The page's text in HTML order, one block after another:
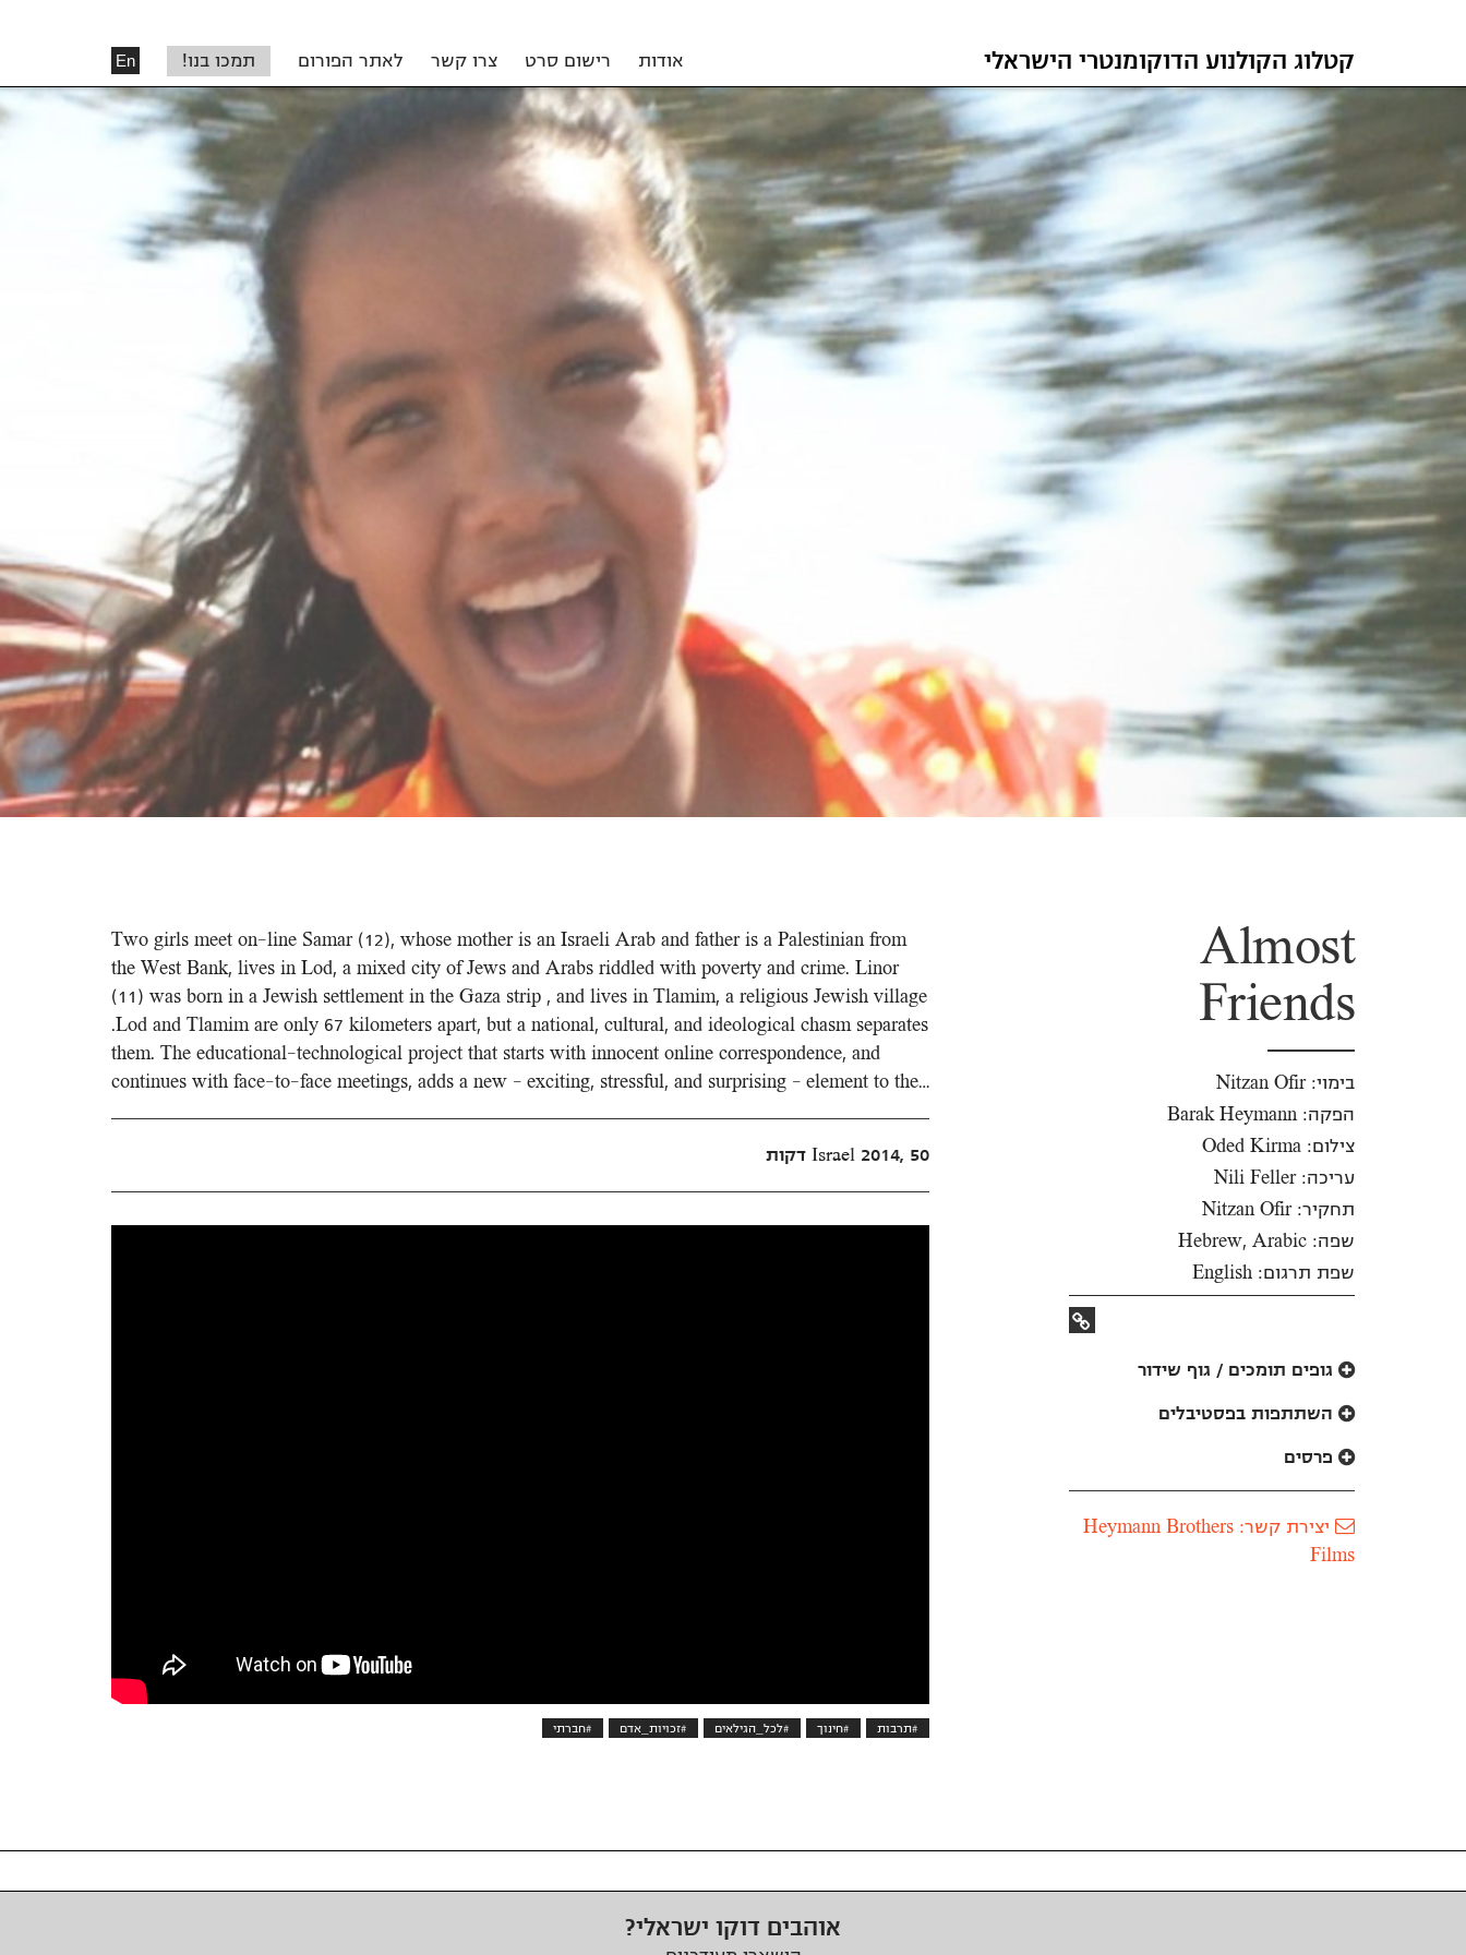
קטלוג הקולנוע הדוקומנטרי הישראלי אודות רישום סרט צרו קשר לאתר הפורום תמכו בנו! En
Almost
Friends
בימוי: Nitzan Ofir
הפקה: Barak Heymann
צילום: Oded Kirma
עריכה: Nili Feller
תחקיר: Nitzan Ofir
שפה: Hebrew, Arabic
שפת תרגום: English
קישור
גופים תומכים / גוף שידור
השתתפות בפסטיבלים
פרסים
יצירת קשר: Heymann Brothers
Films
Two girls meet on-line Samar (12), whose mother is an Israeli Arab and father is a Palestinian from
the West Bank, lives in Lod, a mixed city of Jews and Arabs riddled with poverty and crime. Linor
(11) was born in a Jewish settlement in the Gaza strip , and lives in Tlamim, a religious Jewish village
.Lod and Tlamim are only 67 kilometers apart, but a national, cultural, and ideological chasm separates
them. The educational-technological project that starts with innocent online correspondence, and
continues with face-to-face meetings, adds a new – exciting, stressful, and surprising – element to the…
Israel 2014, 50 דקות
#תרבות #חינוך #לכל_הגילאים #זכויות_אדם #חברתי
אוהבים דוקו ישראלי?